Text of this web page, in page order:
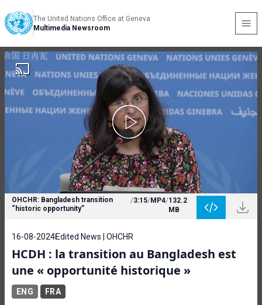
The United Nations Office at Geneva
Multimedia Newsroom
OHCHR: Bangladesh transition
“historic opportunity”
/3:15/MP4/132.2
MB
16-08-2024Edited News | OHCHR
HCDH : la transition au Bangladesh est
une « opportunité historique »
ENG FRA